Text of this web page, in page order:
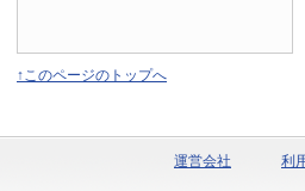
↑このページのトップへ
運営会社 利